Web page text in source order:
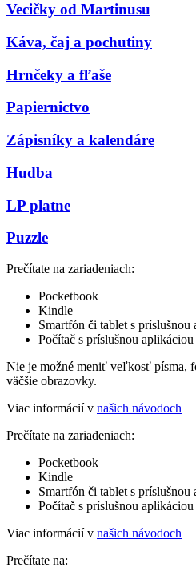
Vecičky od Martinusu
Káva, čaj a pochutiny
Hrnčeky a fľaše
Papiernictvo
Zápisníky a kalendáre
Hudba
LP platne
Puzzle
Prečítate na zariadeniach:
Pocketbook
Kindle
Smartfón či tablet s príslušnou
Počítač s príslušnou aplikáciou
Nie je možné meniť veľkosť písma,
väčšie obrazovky.
Viac informácií v našich návodoch
Prečítate na zariadeniach:
Pocketbook
Kindle
Smartfón či tablet s príslušnou
Počítač s príslušnou aplikáciou
Viac informácií v našich návodoch
Prečítate na: